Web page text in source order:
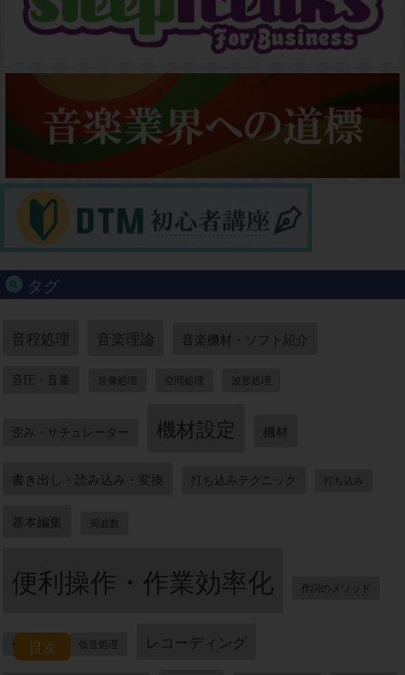
目次
タグ
音程処理 音楽理論 音楽機材・ソフト紹介
音圧・音量 音像処理 空間処理 波形処理
歪み・サチュレーター 機材設定 機材
書き出し・読み込み・変換 打ち込みテクニック 打ち込み
基本編集 周波数
便利操作・作業効率化 作詞のメソッド
作業環境 低音処理 レコーディング